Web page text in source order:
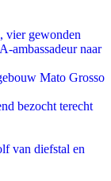
vier gewonden
ambassadeur naar
Mato Grosso
bezocht terecht
van diefstal en